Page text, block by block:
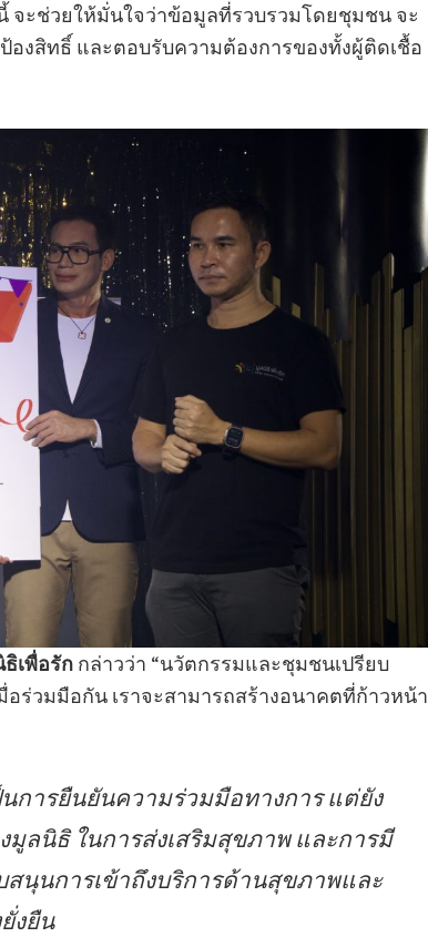
จะช่วยให้มั่นใจว่าข้อมูลที่รวบรวมโดยชุมชน จะ
องสิทธิ์ และตอบรับความต้องการของทั้งผู้ติดเชื้อ
เพื่อรัก กล่าวว่า “นวัตกรรมและชุมชนเปรียบ
ร่วมมือกัน เราจะสามารถสร้างอนาคตที่ก้าวหน้า
การยืนยันความร่วมมือทางการ แต่ยัง
ลนิธิ ในการส่งเสริมสุขภาพ และการมี
นุนการเข้าถึงบริการด้านสุขภาพและ
งยืน